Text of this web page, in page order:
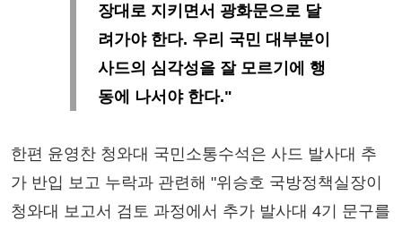
장대로 지키면서 광화문으로 달
려가야 한다. 우리 국민 대부분이
사드의 심각성을 잘 모르기에 행
동에 나서야 한다."
한편 윤영찬 청와대 국민소통수석은 사드 발사대 추
가 반입 보고 누락과 관련해 "위승호 국방정책실장이
청와대 보고서 검토 과정에서 추가 발사대 4기 문구를